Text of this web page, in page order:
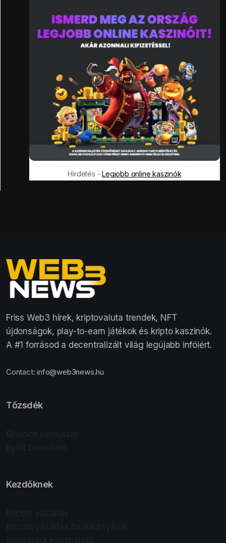
Hirdetés -Legjobb online kaszinók
Friss Web3 hírek, kriptovaluta trendek, NFT
újdonságok, play-to-earn játékok és kripto kaszinók.
A #1 forrásod a decentralizált világ legújabb infóiért.
Contact:info@web3news.hu
Tőzsdék
Kezdőknek